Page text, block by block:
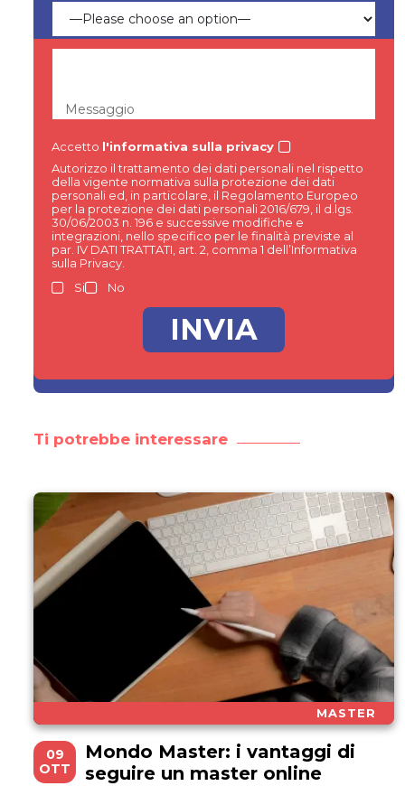
Messaggio
Accetto l'informativa sulla privacy
Autorizzo il trattamento dei dati personali nel rispetto
della vigente normativa sulla protezione dei dati
personali ed, in particolare, il Regolamento Europeo
per la protezione dei dati personali 2016/679, il d.lgs.
30/06/2003 n. 196 e successive modifiche e
integrazioni, nello specifico per le finalità previste al
par. IV DATI TRATTATI, art. 2, comma 1 dell’Informativa
sulla Privacy.
Si
No
Ti potrebbe interessare
MASTER
09
OTT
Mondo Master: i vantaggi di
seguire un master online